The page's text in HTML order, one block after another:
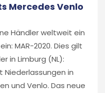
Mercedes Venlo
Händler weltweit ein
MAR-2020. Dies gilt
in Limburg (NL):
in
und Venlo. Das neue